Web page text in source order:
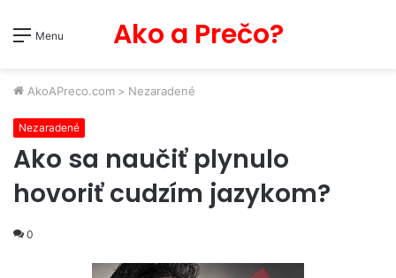
Menu Ako a Prečo?
AkoAPreco.com > Nezaradené
Nezaradené
Ako sa naučiť plynulo
hovoriť cudzím jazykom?
0